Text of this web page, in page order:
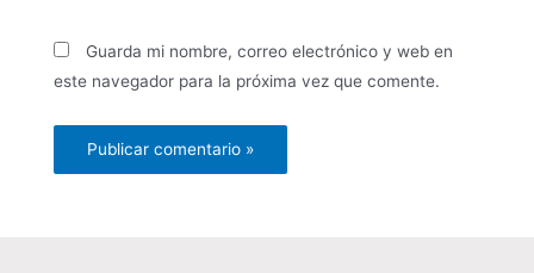
Guarda mi nombre, correo electrónico y web en
este navegador para la próxima vez que comente.